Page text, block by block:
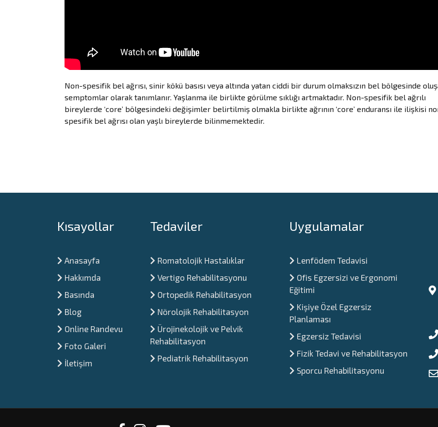
Non-spesifik bel ağrısı, sinir kökü basısı veya altında yatan ciddi bir durum olmaksızın bel bölgesinde
semptomlar olarak tanımlanır. Yaşlanma ile birlikte görülme sıklığı artmaktadır. Non-spesifik bel ağrılı
bireylerde ‘core’ bölgesindeki değişimler belirtilmiş olmakla birlikte ağrının ‘core’ enduransı ile ilişkisi
spesifik bel ağrısı olan yaşlı bireylerde bilinmemektedir.
Kısayollar
Anasayfa
Hakkımda
Basında
Blog
Online Randevu
Foto Galeri
İletişim
Tedaviler
Romatolojik Hastalıklar
Vertigo Rehabilitasyonu
Ortopedik Rehabilitasyon
Nörolojik Rehabilitasyon
Ürojinekolojik ve Pelvik
Rehabilitasyon
Pediatrik Rehabilitasyon
Uygulamalar
Lenfödem Tedavisi
Ofis Egzersizi ve Ergonomi
Eğitimi
Kişiye Özel Egzersiz
Planlaması
⁠Egzersiz Tedavisi
Fizik Tedavi ve Rehabilitasyon
Sporcu Rehabilitasyonu